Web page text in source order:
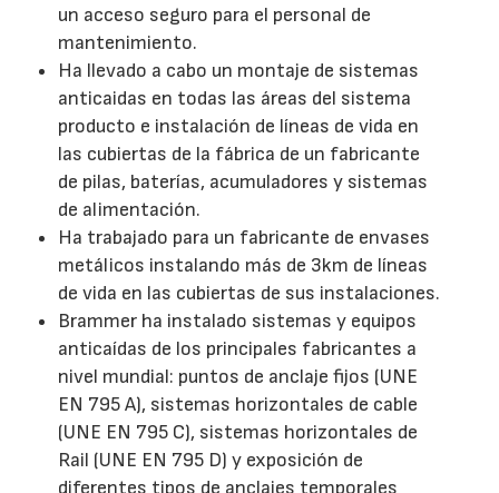
un acceso seguro para el personal de
mantenimiento.
Ha llevado a cabo un montaje de sistemas
anticaidas en todas las áreas del sistema
producto e instalación de líneas de vida en
las cubiertas de la fábrica de un fabricante
de pilas, baterías, acumuladores y sistemas
de alimentación.
Ha trabajado para un fabricante de envases
metálicos instalando más de 3km de líneas
de vida en las cubiertas de sus instalaciones.
Brammer ha instalado sistemas y equipos
anticaídas de los principales fabricantes a
nivel mundial: puntos de anclaje fijos (UNE
EN 795 A), sistemas horizontales de cable
(UNE EN 795 C), sistemas horizontales de
Rail (UNE EN 795 D) y exposición de
diferentes tipos de anclajes temporales